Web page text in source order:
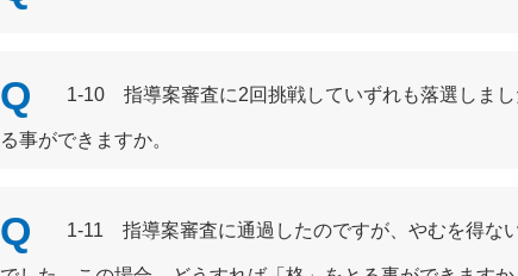
1-10 指導案審査に2回挑戦していずれも落選しま
る事ができますか。
1-11 指導案審査に通過したのですが、やむを得な